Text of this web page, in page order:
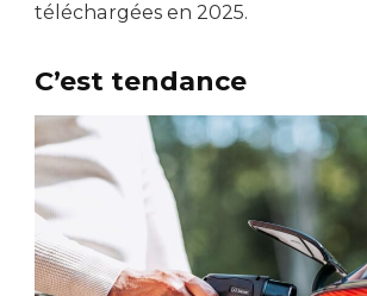
téléchargées en 2025.
C’est tendance